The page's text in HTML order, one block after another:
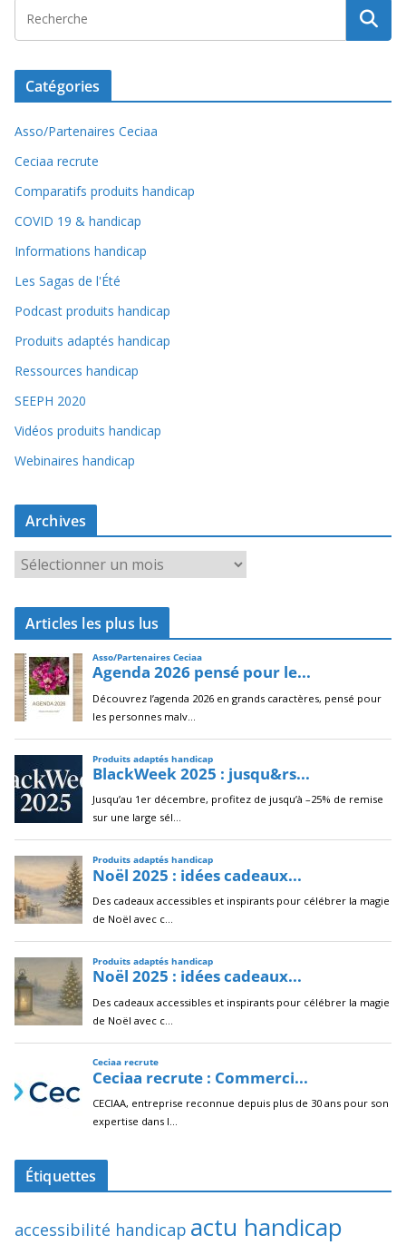
Catégories
Asso/Partenaires Ceciaa
Ceciaa recrute
Comparatifs produits handicap
COVID 19 & handicap
Informations handicap
Les Sagas de l'Été
Podcast produits handicap
Produits adaptés handicap
Ressources handicap
SEEPH 2020
Vidéos produits handicap
Webinaires handicap
Archives
r
c
i
v
e
s
Articles les plus lus
Étiquettes
accessibilité handicap actu handicap